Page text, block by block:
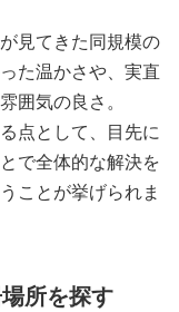
見てきた同規模の
た温かさや、実直
囲気の良さ。
点として、目先に
で全体的な解決を
ことが挙げられま
所を探す